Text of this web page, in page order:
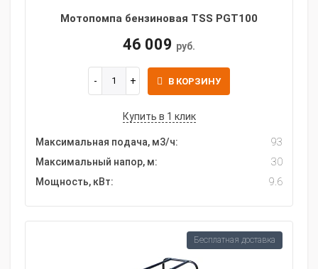
Мотопомпа бензиновая TSS PGT100
46 009 руб.
В КОРЗИНУ
Купить в 1 клик
Максимальная подача, м3/ч:
93
Максимальный напор, м:
30
Мощность, кВт:
9.6
Бесплатная доставка